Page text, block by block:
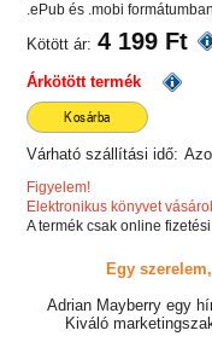
.ePub és .mobi formátumban
Kötött ár: 4 199 Ft
Árkötött termék
Kosárba
Várható szállítási idő:
Figyelem!
Elektronikus könyvet
A termék csak online
Egy
Adrian Mayberry egy
Kiváló